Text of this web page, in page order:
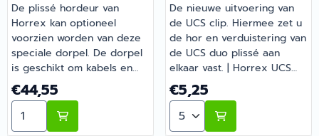
De plissé hordeur van
Horrex kan optioneel
voorzien worden van deze
speciale dorpel. De dorpel
is geschikt om kabels en
leidingen door te voeren
zonder dat u deze kapot
loopt. De dorpel is 750mm
breed en verhoogt de
Prijs: 44,55
€44,55
Aantal kiezen voor Horrex Verhogingsdorpel
De nieuwe uitvoering van
de UCS clip. Hiermee zet u
de hor en verduistering van
de UCS duo plissé aan
elkaar vast. | Horrex UCS
Clip | Artikelnummer
0815586
Prijs: 5,25
€5,25
Aantal kiezen voor Horrex